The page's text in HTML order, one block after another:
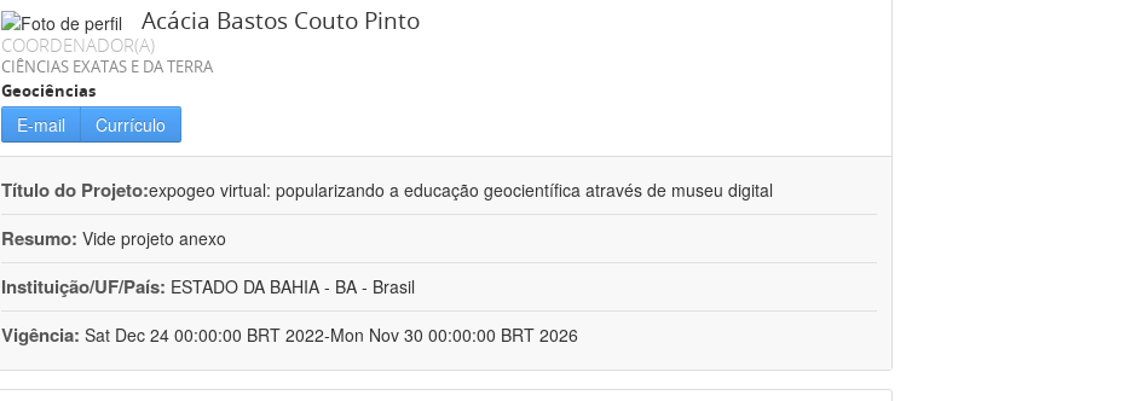
Acácia Bastos Couto Pinto
COORDENADOR(A)
CIÊNCIAS EXATAS E DA TERRA
Geociências
E-mail Currículo
Título do Projeto:expogeo virtual: popularizando a educação geocientífica através de museu digital
Resumo: Vide projeto anexo
Instituição/UF/País: ESTADO DA BAHIA - BA - Brasil
Vigência: Sat Dec 24 00:00:00 BRT 2022-Mon Nov 30 00:00:00 BRT 2026